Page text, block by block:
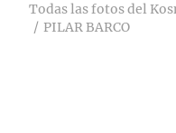
Todas las fotos del
PILAR BARCO